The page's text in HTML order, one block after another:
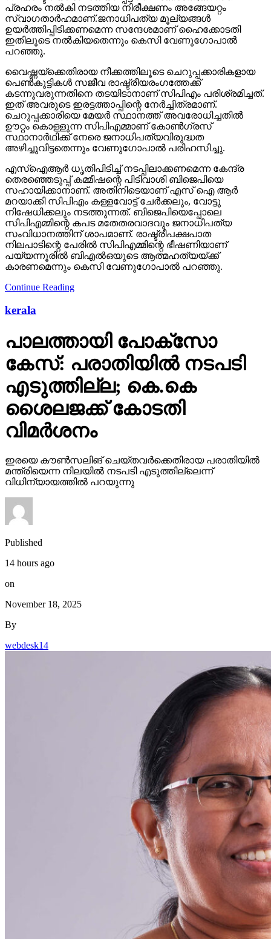
പ്രഹരം നല്‍കി നടത്തിയ നിരീക്ഷണം അങ്ങേയറ്റം
സ്വാഗതാര്‍ഹമാണ്.ജനാധിപത്യ മൂല്യങ്ങള്‍
ഉയര്‍ത്തിപ്പിടിക്കണമെന്ന സന്ദേശമാണ് ഹൈക്കോടതി
ഇതിലൂടെ നല്‍കിയതെന്നും കെസി വേണുഗോപാല്‍
പറഞ്ഞു.
വൈഷ്ണയ്‌ക്കെതിരായ നീക്കത്തിലൂടെ ചെറുപ്പക്കാരികളായ
പെണ്‍കുട്ടികള്‍ സജീവ രാഷ്ട്രീയരംഗത്തേക്ക്
കടന്നുവരുന്നതിനെ തടയിടാനാണ് സിപിഎം പരിശ്രമിച്ചത്.
ഇത് അവരുടെ ഇരട്ടത്താപ്പിന്റെ നേര്‍ച്ചിത്രമാണ്.
ചെറുപ്പക്കാരിയെ മേയര്‍ സ്ഥാനത്ത് അവരോധിച്ചതില്‍
ഊറ്റം കൊള്ളുന്ന സിപിഎമ്മാണ് കോണ്‍ഗ്രസ്
സ്ഥാനാര്‍ഥിക്ക് നേരെ ജനാധിപത്യവിരുദ്ധത
അഴിച്ചുവിട്ടതെന്നും വേണുഗോപാല്‍ പരിഹസിച്ചു.
എസ്‌ഐആര്‍ ധൃതിപിടിച്ച് നടപ്പിലാക്കണമെന്ന കേന്ദ്ര
തെരഞ്ഞെടുപ്പ് കമ്മീഷന്റെ പിടിവാശി ബിജെപിയെ
സഹായിക്കാനാണ്. അതിനിടെയാണ് എസ് ഐ ആര്‍
മറയാക്കി സിപിഎം കള്ളവോട്ട് ചേര്‍ക്കലും, വോട്ടു
നിഷേധിക്കലും നടത്തുന്നത്. ബിജെപിയെപ്പോലെ
സിപിഎമ്മിന്റെ കപട മതേതരവാദവും ജനാധിപത്യ
സംവിധാനത്തിന് ശാപമാണ്. രാഷ്ട്രീപക്ഷപാത
നിലപാടിന്റെ പേരില്‍ സിപിഎമ്മിന്റെ ഭീഷണിയാണ്
പയ്യന്നൂരില്‍ ബിഎല്‍ഒയുടെ ആത്മഹത്യയ്ക്ക്
കാരണമെന്നും കെസി വേണുഗോപാല്‍ പറഞ്ഞു.
Continue Reading
kerala
പാലത്തായി പോക്സോ
കേസ്: പരാതിയില്‍ നടപടി
എടുത്തില്ല; കെ.കെ
ശൈലജക്ക് കോടതി
വിമര്‍ശനം
ഇരയെ കൗണ്‍സലിങ് ചെയ്തവര്‍ക്കെതിരായ പരാതിയില്‍
മന്ത്രിയെന്ന നിലയില്‍ നടപടി എടുത്തില്ലെന്ന്
വിധിന്യായത്തില്‍ പറയുന്നു
Published
14 hours ago
on
November 18, 2025
By
webdesk14